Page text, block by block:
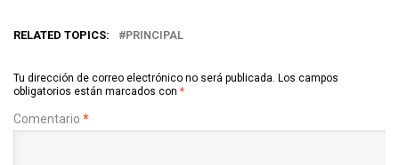
RELATED TOPICS: PRINCIPAL
Tu dirección de correo electrónico no será publicada. Los campos
obligatorios están marcados con *
Comentario *